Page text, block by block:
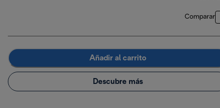
Comparar
Añadir al carrito
Descubre más